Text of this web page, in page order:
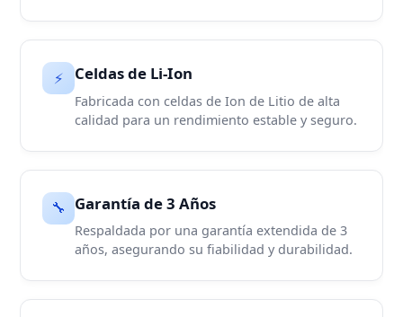
⚡ Celdas de Li-Ion
Fabricada con celdas de Ion de Litio de alta
calidad para un rendimiento estable y seguro.
🔧 Garantía de 3 Años
Respaldada por una garantía extendida de 3
años, asegurando su fiabilidad y durabilidad.